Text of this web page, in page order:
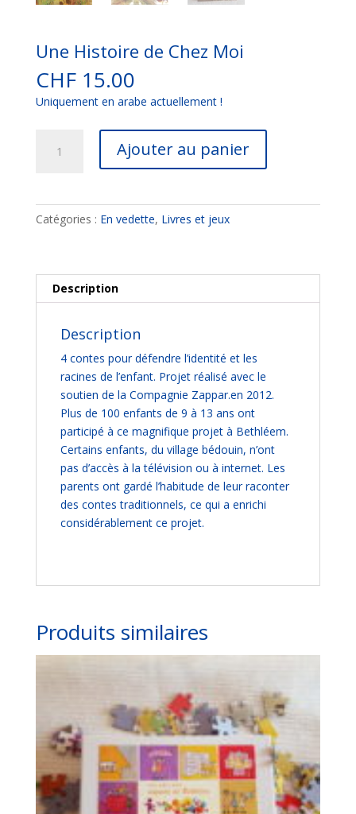
Une Histoire de Chez Moi
CHF15.00
Uniquement en arabe actuellement !
Ajouter au panier
Catégories : En vedette, Livres et jeux
Description
Description
4 contes pour défendre l’identité et les
racines de l’enfant. Projet réalisé avec le
soutien de la Compagnie Zappar.en 2012.
Plus de 100 enfants de 9 à 13 ans ont
participé à ce magnifique projet à Bethléem.
Certains enfants, du village bédouin, n’ont
pas d’accès à la télévision ou à internet. Les
parents ont gardé l’habitude de leur raconter
des contes traditionnels, ce qui a enrichi
considérablement ce projet.
Produits similaires